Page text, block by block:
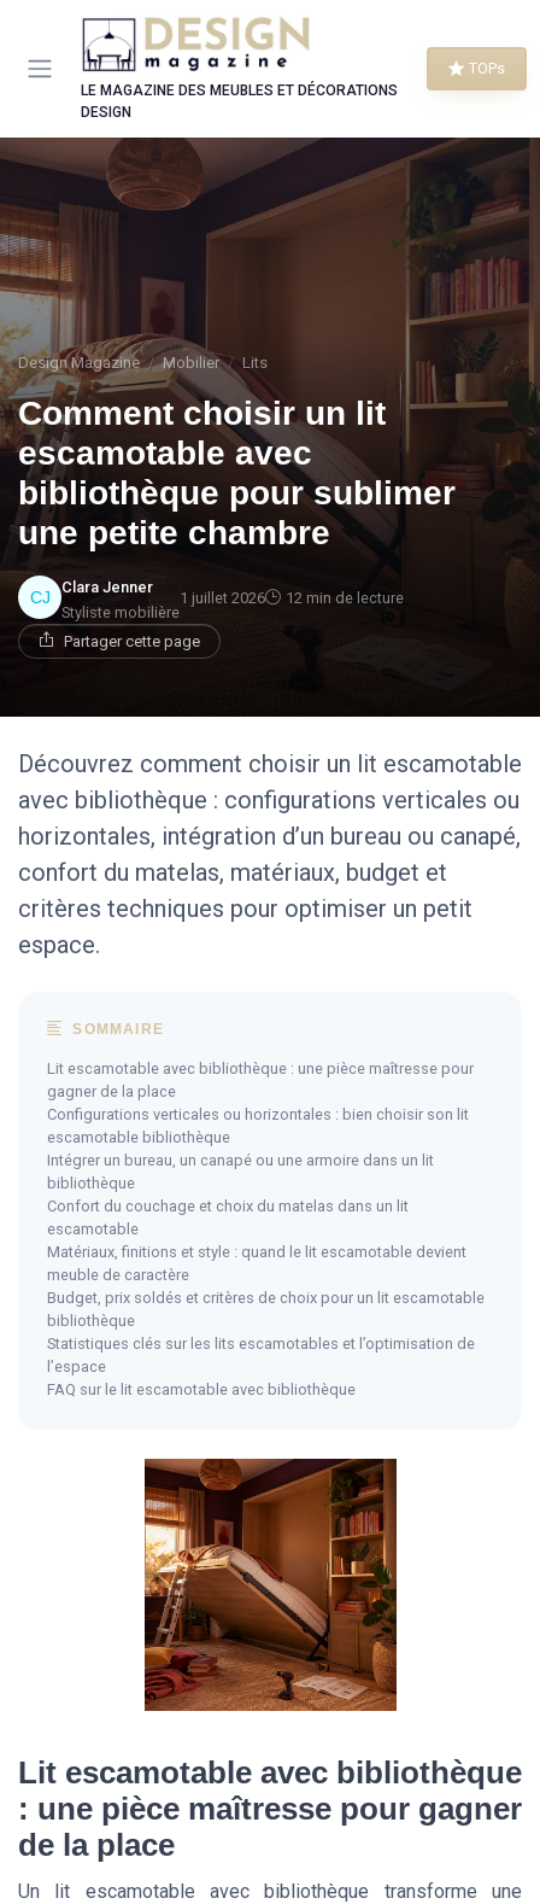
LE MAGAZINE DES MEUBLES ET DÉCORATIONS
DESIGN
TOPs
Design Magazine Mobilier Lits
Comment choisir un lit
escamotable avec
bibliothèque pour sublimer
une petite chambre
Clara Jenner
Styliste mobilière
1 juillet 2026 12 min de lecture
Partager cette page
Découvrez comment choisir un lit escamotable
avec bibliothèque : configurations verticales ou
horizontales, intégration d’un bureau ou canapé,
confort du matelas, matériaux, budget et
critères techniques pour optimiser un petit
espace.
SOMMAIRE
Lit escamotable avec bibliothèque : une pièce maîtresse pour
gagner de la place
Configurations verticales ou horizontales : bien choisir son lit
escamotable bibliothèque
Intégrer un bureau, un canapé ou une armoire dans un lit
bibliothèque
Confort du couchage et choix du matelas dans un lit
escamotable
Matériaux, finitions et style : quand le lit escamotable devient
meuble de caractère
Budget, prix soldés et critères de choix pour un lit escamotable
bibliothèque
Statistiques clés sur les lits escamotables et l’optimisation de
l’espace
FAQ sur le lit escamotable avec bibliothèque
Lit escamotable avec bibliothèque
: une pièce maîtresse pour gagner
de la place
Un lit escamotable avec bibliothèque transforme une
Panneau de gestion des cookies